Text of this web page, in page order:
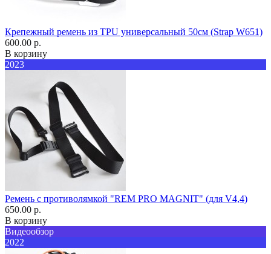
Крепежный ремень из TPU универсальный 50см (Strap W651)
600.00 р.
В корзину
2023
Ремень с противолямкой "REM PRO MAGNIT" (для V4,4)
650.00 р.
В корзину
Видеообзор
2022